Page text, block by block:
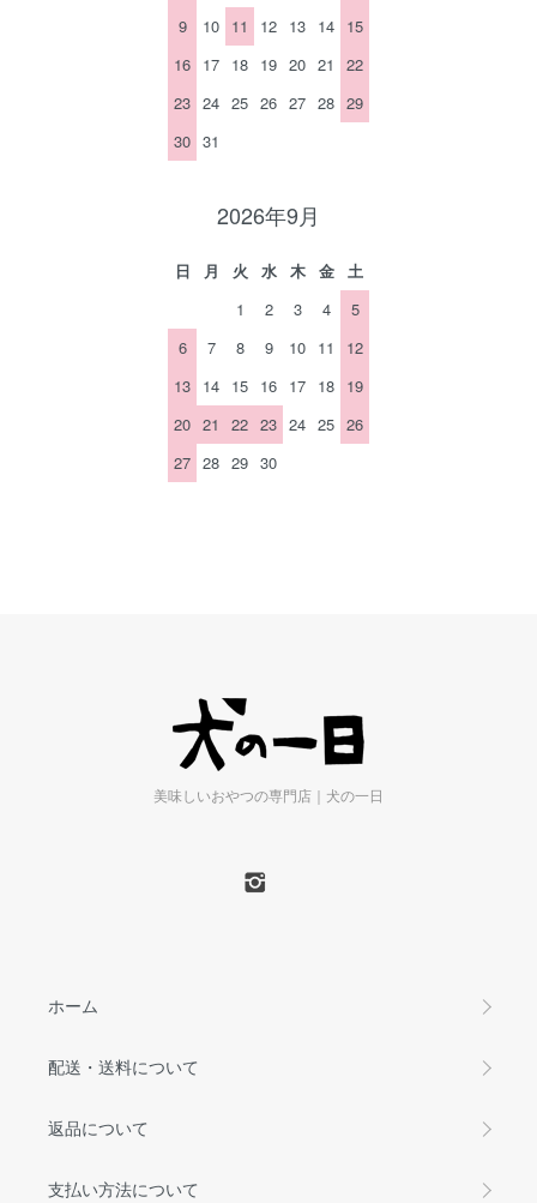
9
10 11 12 13 14 15
16 17 18 19 20 21
22
23 24 25 26 27 28 29
30 31
2026年9月
日 月 火 水 木 金
土
1
2 3 4
5
6
7 8 9 10 11
12
13 14 15 16 17 18 19
20 21 22 23 24 25 26
27 28 29 30
美味しいおやつの専門店｜犬の一日
ホーム
配送・送料について
返品について
支払い方法について